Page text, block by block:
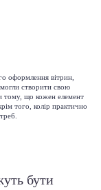
оформлення вітрин,
створити свою
тому, що кожен елемент
того, колір практично
бути